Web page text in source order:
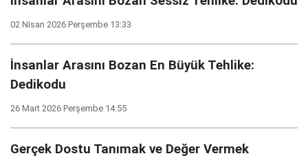
02 Nisan 2026 Perşembe 13:33
İnsanlar Arasını Bozan En Büyük Tehlike:
Dedikodu
26 Mart 2026 Perşembe 14:55
Gerçek Dostu Tanımak ve Değer Vermek